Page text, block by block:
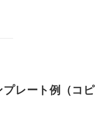
レート例（コピ